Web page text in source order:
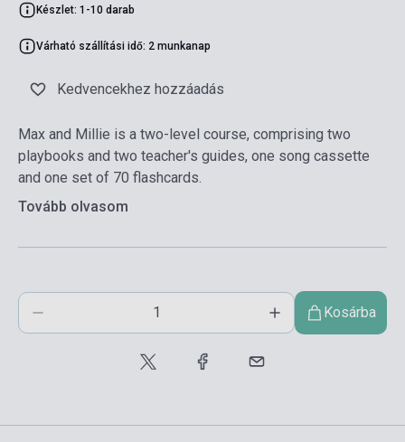
Készlet: 1-10 darab
Várható szállítási idő: 2 munkanap
Kedvencekhez hozzáadás
Max and Millie is a two-level course, comprising two
playbooks and two teacher's guides, one song cassette
and one set of 70 flashcards.
Tovább olvasom
Kosárba